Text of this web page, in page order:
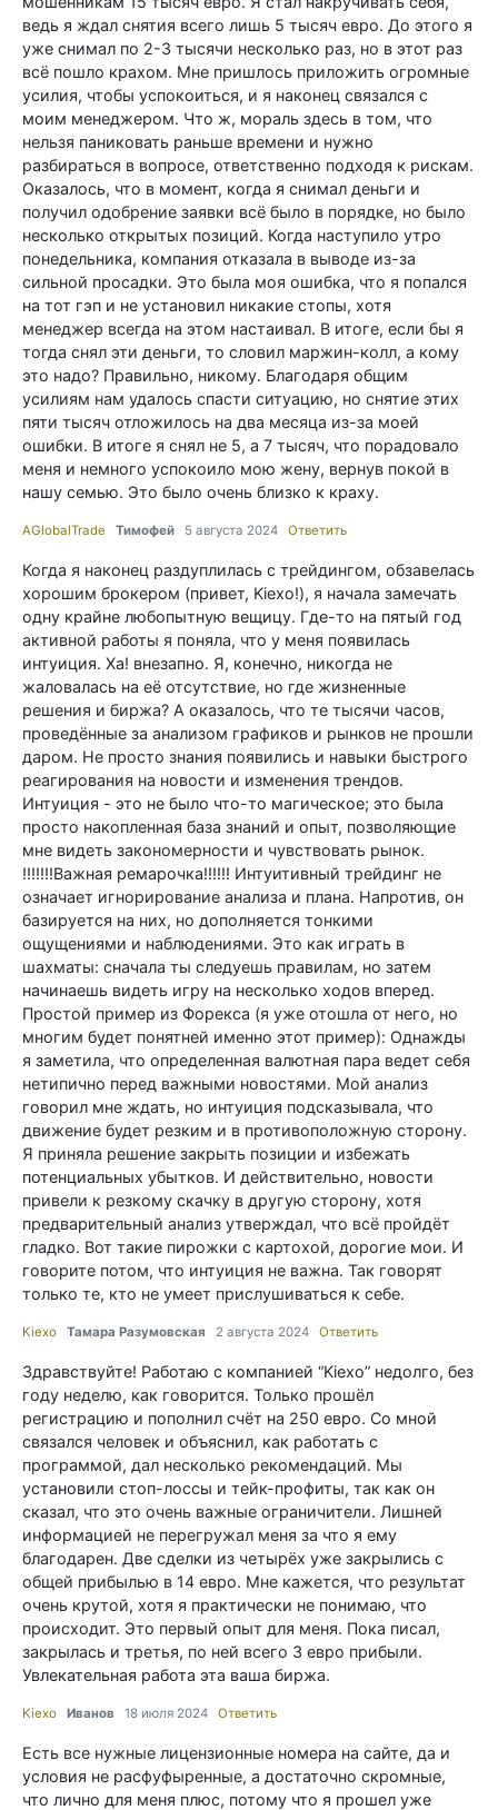
ведь я ждал снятия всего лишь 5 тысяч евро. До этого я
уже снимал по 2-3 тысячи несколько раз, но в этот раз
всё пошло крахом. Мне пришлось приложить огромные
усилия, чтобы успокоиться, и я наконец связался с
моим менеджером. Что ж, мораль здесь в том, что
нельзя паниковать раньше времени и нужно
разбираться в вопросе, ответственно подходя к рискам.
Оказалось, что в момент, когда я снимал деньги и
получил одобрение заявки всё было в порядке, но было
несколько открытых позиций. Когда наступило утро
понедельника, компания отказала в выводе из-за
сильной просадки. Это была моя ошибка, что я попался
на тот гэп и не установил никакие стопы, хотя
менеджер всегда на этом настаивал. В итоге, если бы я
тогда снял эти деньги, то словил маржин-колл, а кому
это надо? Правильно, никому. Благодаря общим
усилиям нам удалось спасти ситуацию, но снятие этих
пяти тысяч отложилось на два месяца из-за моей
ошибки. В итоге я снял не 5, а 7 тысяч, что порадовало
меня и немного успокоило мою жену, вернув покой в
нашу семью. Это было очень близко к краху.
AGlobalTrade Тимофей 5 августа 2024 Ответить
Когда я наконец раздуплилась с трейдингом, обзавелась
хорошим брокером (привет, Kiexo!), я начала замечать
одну крайне любопытную вещицу. Где-то на пятый год
активной работы я поняла, что у меня появилась
интуиция. Ха! внезапно. Я, конечно, никогда не
жаловалась на её отсутствие, но где жизненные
решения и биржа? А оказалось, что те тысячи часов,
проведённые за анализом графиков и рынков не прошли
даром. Не просто знания появились и навыки быстрого
реагирования на новости и изменения трендов.
Интуиция - это не было что-то магическое; это была
просто накопленная база знаний и опыт, позволяющие
мне видеть закономерности и чувствовать рынок.
!!!!!!!Важная ремарочка!!!!!! Интуитивный трейдинг не
означает игнорирование анализа и плана. Напротив, он
базируется на них, но дополняется тонкими
ощущениями и наблюдениями. Это как играть в
шахматы: сначала ты следуешь правилам, но затем
начинаешь видеть игру на несколько ходов вперед.
Простой пример из Форекса (я уже отошла от него, но
многим будет понятней именно этот пример): Однажды
я заметила, что определенная валютная пара ведет себя
нетипично перед важными новостями. Мой анализ
говорил мне ждать, но интуиция подсказывала, что
движение будет резким и в противоположную сторону.
Я приняла решение закрыть позиции и избежать
потенциальных убытков. И действительно, новости
привели к резкому скачку в другую сторону, хотя
предварительный анализ утверждал, что всё пройдёт
гладко. Вот такие пирожки с картохой, дорогие мои. И
говорите потом, что интуиция не важна. Так говорят
только те, кто не умеет прислушиваться к себе.
Kiexo Тамара Разумовская 2 августа 2024 Ответить
Здравствуйте! Работаю с компанией “Kiexo” недолго, без
году неделю, как говорится. Только прошёл
регистрацию и пополнил счёт на 250 евро. Со мной
связался человек и объяснил, как работать с
программой, дал несколько рекомендаций. Мы
установили стоп-лоссы и тейк-профиты, так как он
сказал, что это очень важные ограничители. Лишней
информацией не перегружал меня за что я ему
благодарен. Две сделки из четырёх уже закрылись с
общей прибылью в 14 евро. Мне кажется, что результат
очень крутой, хотя я практически не понимаю, что
происходит. Это первый опыт для меня. Пока писал,
закрылась и третья, по ней всего 3 евро прибыли.
Увлекательная работа эта ваша биржа.
Kiexo Иванов 18 июля 2024 Ответить
Есть все нужные лицензионные номера на сайте, да и
условия не расфуфыренные, а достаточно скромные,
что лично для меня плюс, потому что я прошел уже